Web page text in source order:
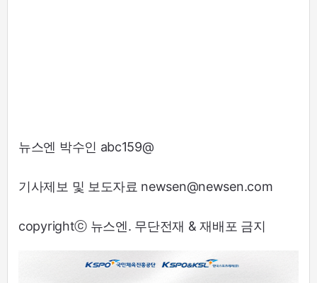
뉴스엔 박수인 abc159@
기사제보 및 보도자료 newsen@newsen.com
copyrightⓒ 뉴스엔. 무단전재 & 재배포 금지